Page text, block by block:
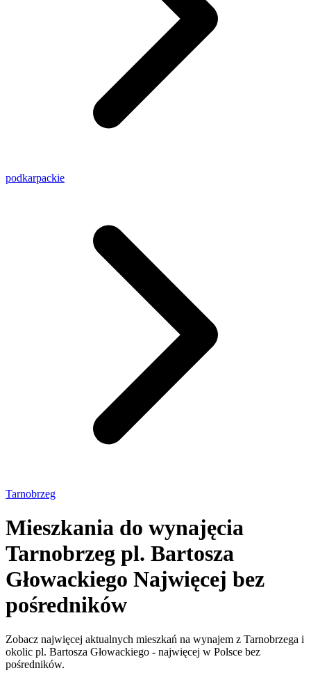
podkarpackie
Tarnobrzeg
Mieszkania do wynajęcia
Tarnobrzeg pl. Bartosza
Głowackiego Najwięcej bez
pośredników
Zobacz najwięcej aktualnych mieszkań na wynajem z Tarnobrzega i
okolic pl. Bartosza Głowackiego - najwięcej w Polsce bez
pośredników.